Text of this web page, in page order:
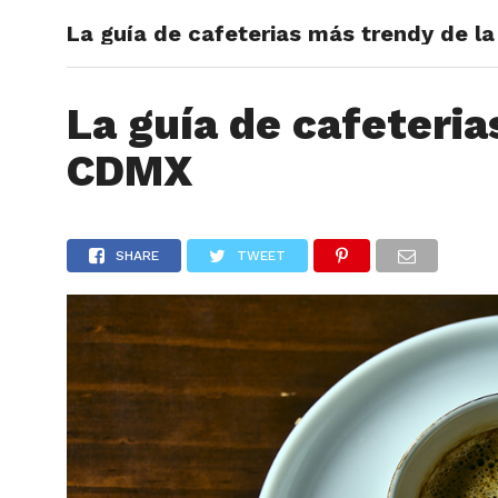
La guía de cafeterias más trendy de la
La guía de
CDMX
SHARE TWEET